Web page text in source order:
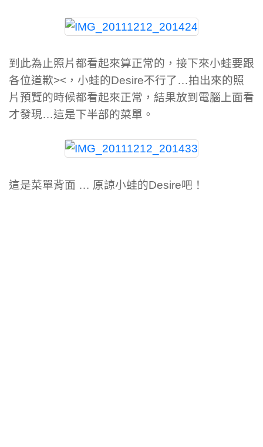
到此為止照片都看起來算正常的，接下來小蛙要跟
各位道歉><，小蛙的Desire不行了…拍出來的照
片預覽的時候都看起來正常，結果放到電腦上面看
才發現…這是下半部的菜單。
這是菜單背面 … 原諒小蛙的Desire吧！